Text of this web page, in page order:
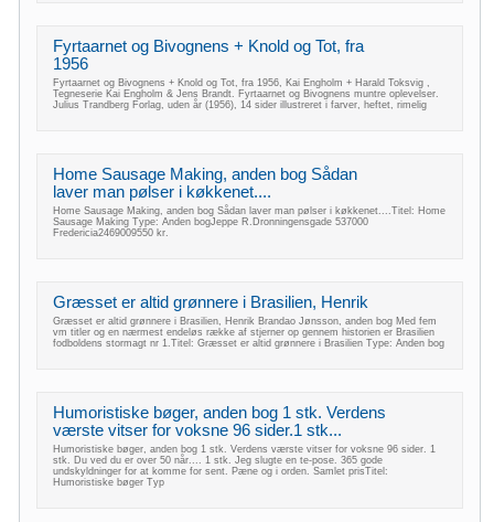
Fyrtaarnet og Bivognens + Knold og Tot, fra
1956
Fyrtaarnet og Bivognens + Knold og Tot, fra 1956, Kai Engholm + Harald Toksvig ,
Tegneserie Kai Engholm & Jens Brandt. Fyrtaarnet og Bivognens muntre oplevelser.
Julius Trandberg Forlag, uden år (1956), 14 sider illustreret i farver, heftet, rimelig
Home Sausage Making, anden bog Sådan
laver man pølser i køkkenet....
Home Sausage Making, anden bog Sådan laver man pølser i køkkenet....Titel: Home
Sausage Making Type: Anden bogJeppe R.Dronningensgade 537000
Fredericia2469009550 kr.
Græsset er altid grønnere i Brasilien, Henrik
Græsset er altid grønnere i Brasilien, Henrik Brandao Jønsson, anden bog Med fem
vm titler og en nærmest endeløs række af stjerner op gennem historien er Brasilien
fodboldens stormagt nr 1.Titel: Græsset er altid grønnere i Brasilien Type: Anden bog
Humoristiske bøger, anden bog 1 stk. Verdens
værste vitser for voksne 96 sider.1 stk...
Humoristiske bøger, anden bog 1 stk. Verdens værste vitser for voksne 96 sider. 1
stk. Du ved du er over 50 når.... 1 stk. Jeg slugte en te-pose. 365 gode
undskyldninger for at komme for sent. Pæne og i orden. Samlet prisTitel:
Humoristiske bøger Typ